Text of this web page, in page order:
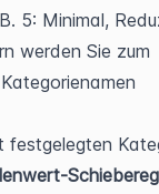
5: Minimal,
werden Sie zum
festgelegten